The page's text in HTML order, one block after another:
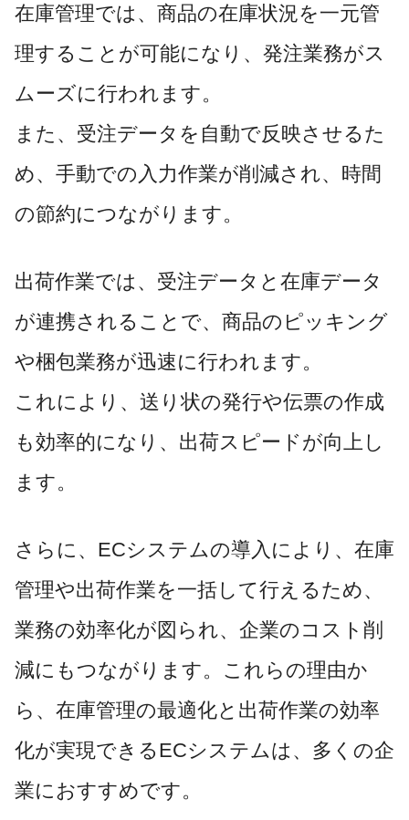
在庫管理では、商品の在庫状況を一元管
理することが可能になり、発注業務がス
ムーズに行われます。
また、受注データを自動で反映させるた
め、手動での入力作業が削減され、時間
の節約につながります。
出荷作業では、受注データと在庫データ
が連携されることで、商品のピッキング
や梱包業務が迅速に行われます。
これにより、送り状の発行や伝票の作成
も効率的になり、出荷スピードが向上し
ます。
さらに、ECシステムの導入により、在庫
管理や出荷作業を一括して行えるため、
業務の効率化が図られ、企業のコスト削
減にもつながります。これらの理由か
ら、在庫管理の最適化と出荷作業の効率
化が実現できるECシステムは、多くの企
業におすすめです。